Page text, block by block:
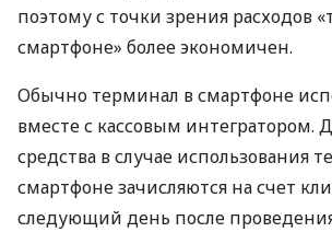
поэтому с точки зрения расходов
смартфоне» более экономичен.
Обычно терминал в смартфоне
вместе с кассовым интегратором.
средства в случае использования
смартфоне зачисляются на счет
следующий день после